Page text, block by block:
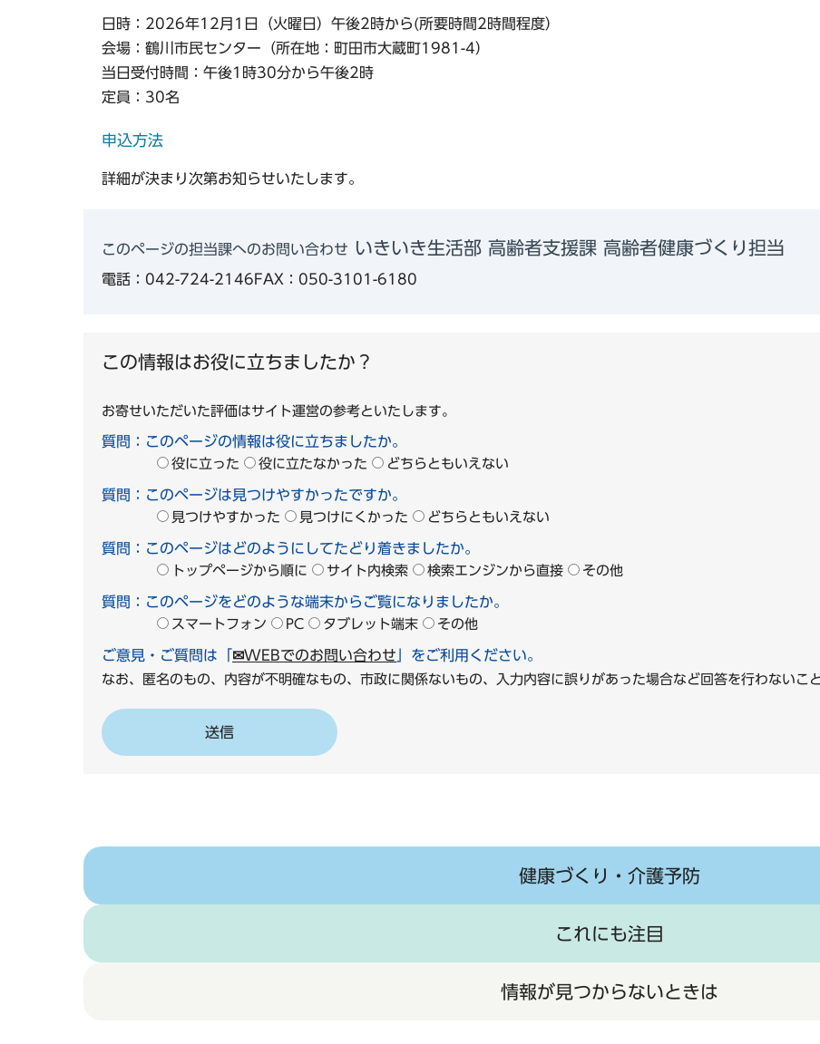
日時：2026年12月1日（火曜日）午後2時から(所要時間2時間程度）
会場：鶴川市民センター（所在地：町田市大蔵町1981-4）
当日受付時間：午後1時30分から午後2時
定員：30名
申込方法
詳細が決まり次第お知らせいたします。
このページの担当課へのお問い合わせ いきいき生活部 高齢者支援課 高齢者健康づくり担当
電話：042-724-2146FAX：050-3101-6180
この情報はお役に立ちましたか？
お寄せいただいた評価はサイト運営の参考といたします。
質問：このページの情報は役に立ちましたか。
役に立った 役に立たなかった どちらともいえない
質問：このページは見つけやすかったですか。
見つけやすかった 見つけにくかった どちらともいえない
質問：このページはどのようにしてたどり着きましたか。
トップページから順に サイト内検索 検索エンジンから直接 その他
質問：このページをどのような端末からご覧になりましたか。
スマートフォン PC タブレット端末 その他
ご意見・ご質問は「 ✉WEBでのお問い合わせ 」をご利用ください。
なお、匿名のもの、内容が不明確なもの、市政に関係ないもの、入力内容に誤りがあった場合など回答を行わな
健康づくり・介護予防
これにも注目
情報が見つからないときは